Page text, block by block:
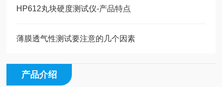
HP612丸块硬度测试仪-产品特点
薄膜透气性测试要注意的几个因素
产品介绍